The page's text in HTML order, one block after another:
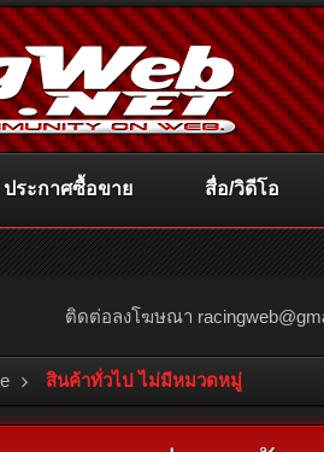
ติดต่อลงโฆษณา
สินค้าทั่วไป ไม่มีหมวดหมู่
ประกาศซื้อขาย สื่อ/วิดีโอ